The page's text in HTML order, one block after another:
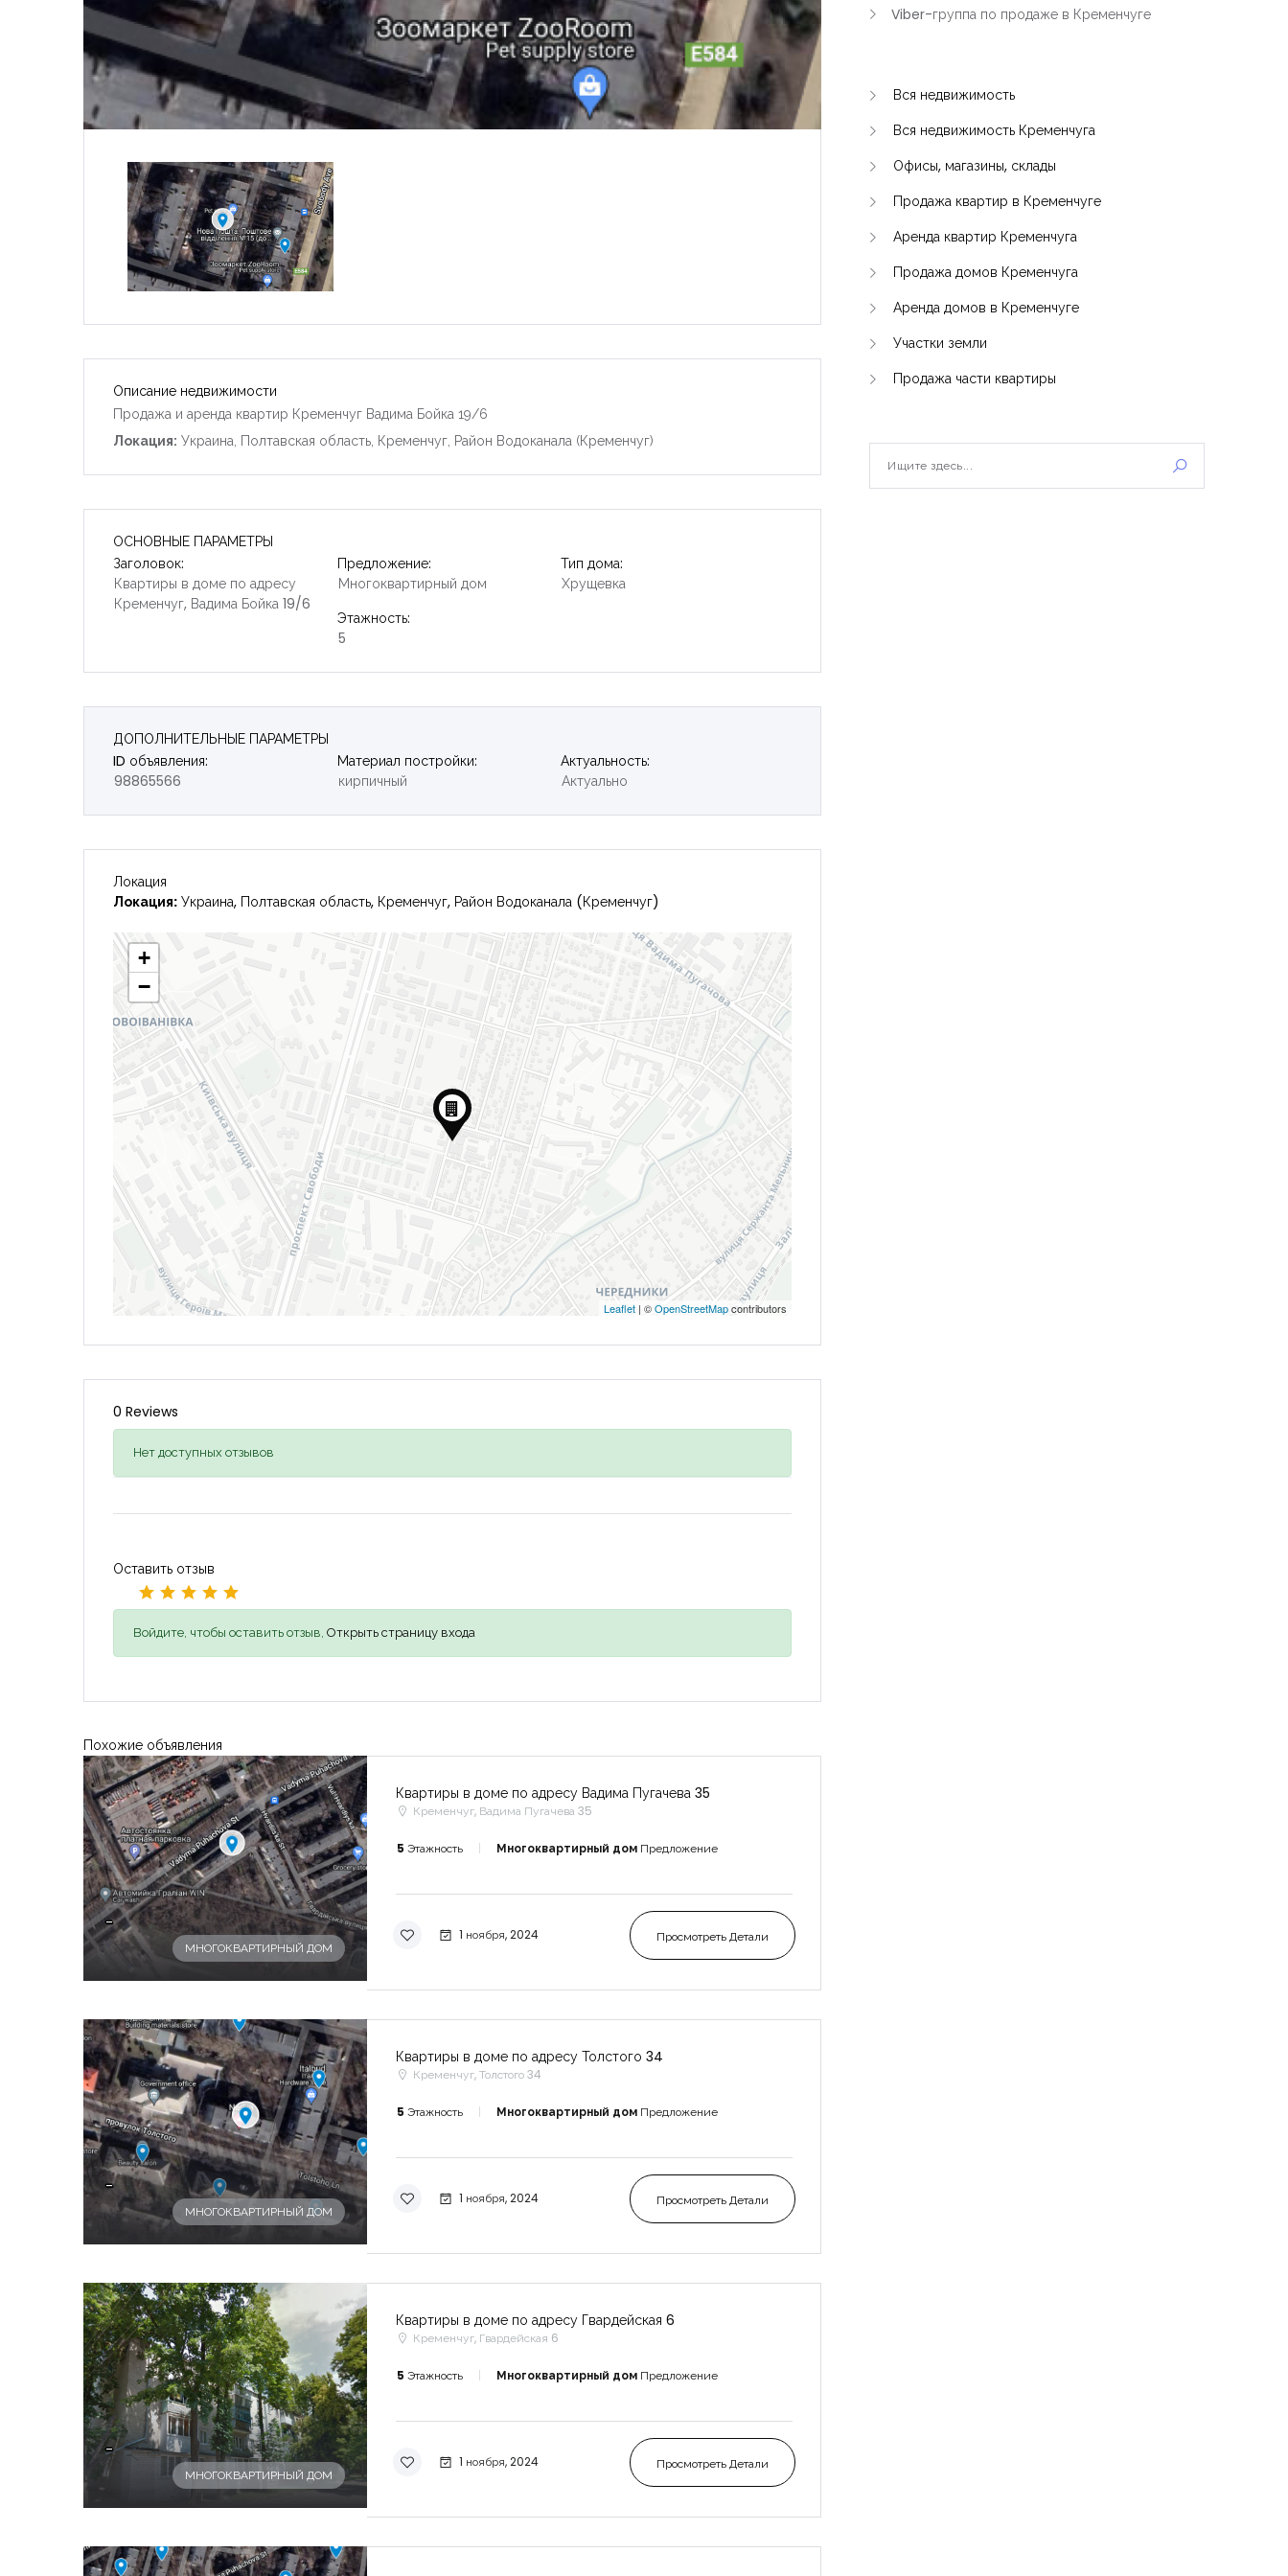
Описание недвижимости
Продажа и аренда квартир Кременчуг Вадима Бойка 19/6
Локация: Украина, Полтавская область, Кременчуг, Район Водоканала (Кременчуг)
ОСНОВНЫЕ ПАРАМЕТРЫ
Заголовок:
Квартиры в доме по адресу
Кременчуг, Вадима Бойка 19/6
Предложение:
Многоквартирный дом
Тип дома:
Хрущевка
Этажность:
5
ДОПОЛНИТЕЛЬНЫЕ ПАРАМЕТРЫ
ID объявления:
98865566
Материал постройки:
кирпичный
Актуальность:
Актуально
Локация
Локация: Украина, Полтавская область, Кременчуг, Район Водоканала (Кременчуг)
+
−
Leaflet | ©OpenStreetMapcontributors
0 Reviews
Нет доступных отзывов
Оставить отзыв
Войдите, чтобы оставить отзыв, Открыть страницу входа
Похожие объявления
-
МНОГОКВАРТИРНЫЙ ДОМ
Квартиры в доме по адресу Вадима Пугачева 35
Кременчуг, Вадима Пугачева 35
5 Этажность Многоквартирный дом Предложение
1 ноября, 2024 Просмотреть Детали
-
МНОГОКВАРТИРНЫЙ ДОМ
Квартиры в доме по адресу Толстого 34
Кременчуг, Толстого 34
5 Этажность Многоквартирный дом Предложение
1 ноября, 2024 Просмотреть Детали
-
МНОГОКВАРТИРНЫЙ ДОМ
Квартиры в доме по адресу Гвардейская 6
Кременчуг, Гвардейская 6
5 Этажность Многоквартирный дом Предложение
1 ноября, 2024 Просмотреть Детали
Viber-группа по продаже в Кременчуге
Вся недвижимость
Вся недвижимость Кременчуга
Офисы, магазины, склады
Продажа квартир в Кременчуге
Аренда квартир Кременчуга
Продажа домов Кременчуга
Аренда домов в Кременчуге
Участки земли
Продажа части квартиры